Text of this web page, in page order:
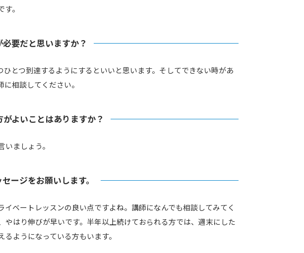
。
要だと思いますか？
とつ到達するようにするといいと思います。そしてできない時があ
相談してください。
よいことはありますか？
ましょう。
ージをお願いします。
ベートレッスンの良い点ですよね。講師になんでも相談してみてく
はり伸びが早いです。半年以上続けておられる方では、週末にした
ようになっている方もいます。